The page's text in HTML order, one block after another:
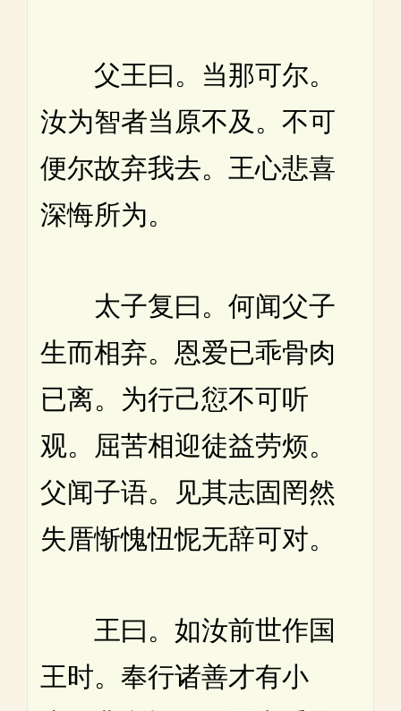
父王曰。当那可尔。
汝为智者当原不及。不可
便尔故弃我去。王心悲喜
深悔所为。
太子复曰。何闻父子
生而相弃。恩爱已乖骨肉
已离。为行己愆不可听
观。屈苦相迎徒益劳烦。
父闻子语。见其志固罔然
失厝惭愧忸怩无辞可对。
王曰。如汝前世作国
王时。奉行诸善才有小